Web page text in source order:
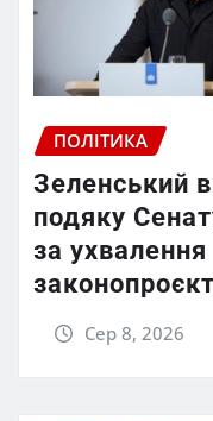
ПОЛІТИКА
Зеленський
подяку
за ухвалення
Сер 8, 2026